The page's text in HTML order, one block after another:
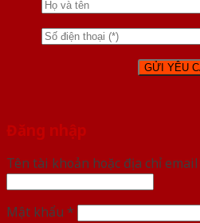
Đăng nhập
Tên tài khoản hoặc địa chỉ email
Mật khẩu *